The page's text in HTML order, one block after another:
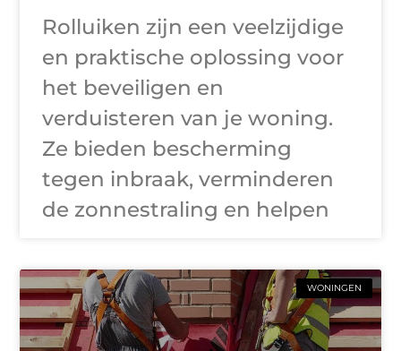
Rolluiken zijn een veelzijdige
en praktische oplossing voor
het beveiligen en
verduisteren van je woning.
Ze bieden bescherming
tegen inbraak, verminderen
de zonnestraling en helpen
WONINGEN